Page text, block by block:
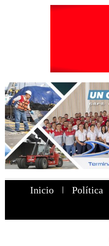
Inicio Política